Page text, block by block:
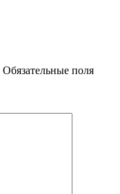
Обязательные поля